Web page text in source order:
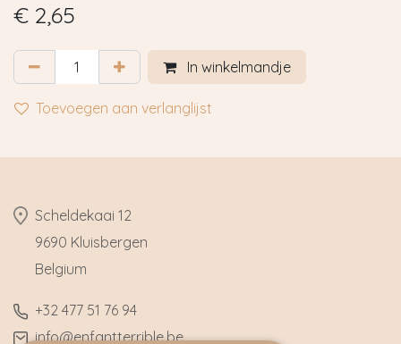
€ 2,65
In winkelmandje
Toevoegen aan verlanglijst
​Scheldekaai 12
9690 Kluisbergen
​Belgium
​+32 477 51 76 94
​info@enfantterrible.be